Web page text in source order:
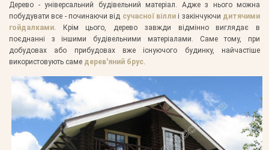
Дерево - універсальний будівельний матеріал. Адже з нього можна
побудувати все - починаючи від сучасної вілли і закінчуючи дитячими
гойдалками. Крім цього, дерево завжди відмінно виглядає в
поєднанні з іншими будівельними матеріалами. Саме тому, при
добудовах або прибудовах вже існуючого будинку, найчастіше
використовують саме дерев'яний брус.